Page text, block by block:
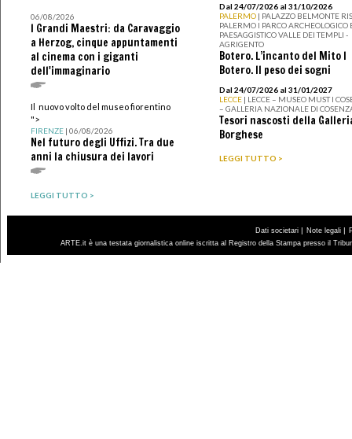
06/08/2026
I Grandi Maestri: da Caravaggio
a Herzog, cinque appuntamenti
al cinema con i giganti
dell'immaginario
Il nuovo volto del museo fiorentino
">
FIRENZE| 06/08/2026
Nel futuro degli Uffizi. Tra due
anni la chiusura dei lavori
LEGGI TUTTO >
Dal 24/07/2026 al 31/10/2026
PALERMO | PALAZZO BELMONTE
PALERMO I PARCO ARCHEOLOGICO
PAESAGGISTICO VALLE DEI TEMPLI -
AGRIGENTO
Botero. L’incanto del Mito I
Botero. Il peso dei sogni
Dal 24/07/2026 al 31/01/2027
LECCE | LECCE – MUSEO MUST I
– GALLERIA NAZIONALE DI
Tesori nascosti della
Borghese
LEGGI TUTTO >
Dati societari | Note legali |
ARTE.it è una testata giornalistica online iscritta al Registro della Stampa presso il